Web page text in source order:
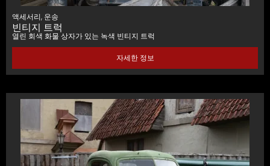
액세서리, 운송
빈티지 트럭
열린 회색 화물 상자가 있는 녹색 빈티지 트럭
자세한 정보